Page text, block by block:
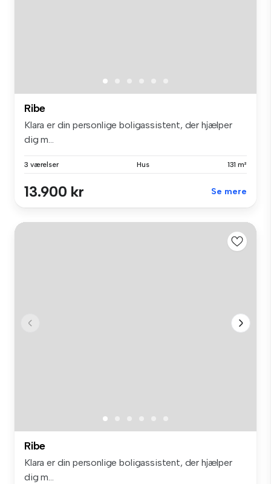
Ribe
Klara er din personlige boligassistent, der hjælper
dig m...
3 værelser Hus 131 m²
13.900 kr Se mere
Ribe
Klara er din personlige boligassistent, der hjælper
dig m...